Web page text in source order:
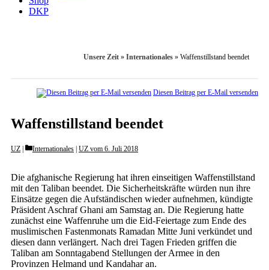
DKP
Unsere Zeit » Internationales » Waffenstillstand beendet
Diesen Beitrag per E-Mail versenden
Waffenstillstand beendet
UZ Categories
Internationales UZ vom 6. Juli 2018
Die afghanische Regierung hat ihren einseitigen Waffenstillstand
mit den Taliban beendet. Die Sicherheitskräfte würden nun ihre
Einsätze gegen die Aufständischen wieder aufnehmen, kündigte
Präsident Aschraf Ghani am Samstag an. Die Regierung hatte
zunächst eine Waffenruhe um die Eid-Feiertage zum Ende des
muslimischen Fastenmonats Ramadan Mitte Juni verkündet und
diesen dann verlängert. Nach drei Tagen Frieden griffen die
Taliban am Sonntagabend Stellungen der Armee in den
Provinzen Helmand und Kandahar an.